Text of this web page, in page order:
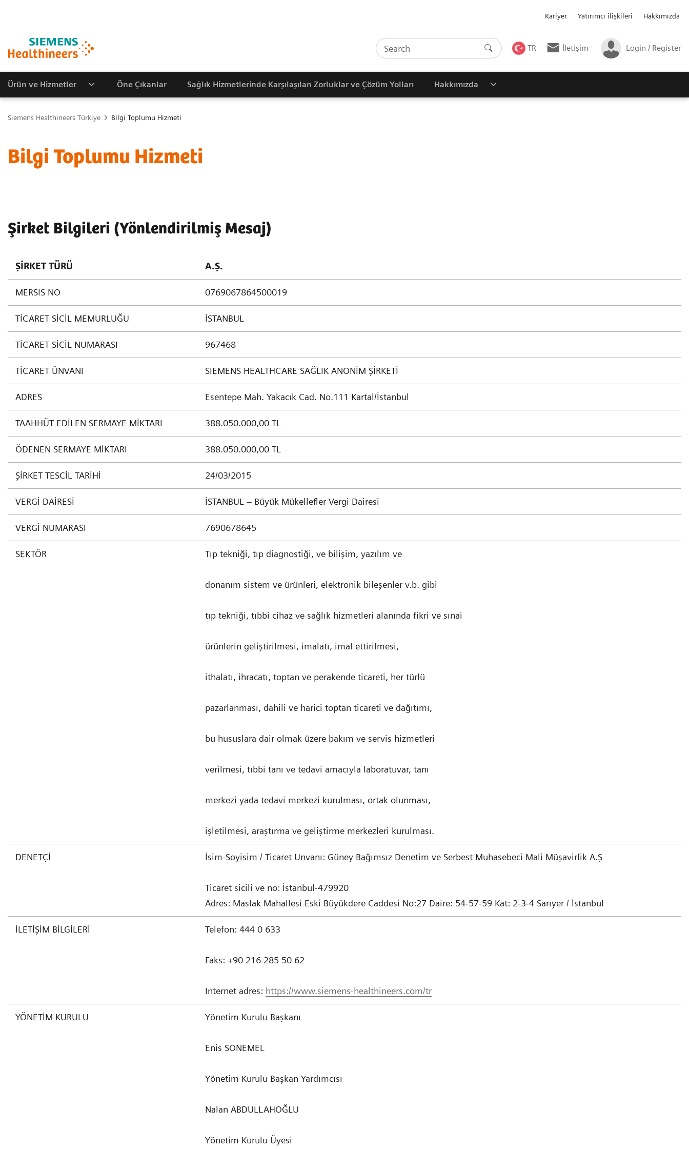
Kariyer Yatırımcı ilişkileri Hakkımızda
TR İletişim Login / Register
Ürün ve Hizmetler Öne Çıkanlar Sağlık Hizmetlerinde Karşılaşılan Zorluklar ve Çözüm Yolları Hakkımızda
Siemens Healthineers Türkiye Bilgi Toplumu Hizmeti
Bilgi Toplumu Hizmeti
Şirket Bilgileri (Yönlendirilmiş Mesaj)
ŞİRKET TÜRÜ A.Ş.
MERSIS NO 0769067864500019
TİCARET SİCİL MEMURLUĞU İSTANBUL
TİCARET SİCİL NUMARASI 967468
TİCARET ÜNVANI SIEMENS HEALTHCARE SAĞLIK ANONİM ŞİRKETİ
ADRES Esentepe Mah. Yakacık Cad. No.111 Kartal/İstanbul
TAAHHÜT EDİLEN SERMAYE MİKTARI 388.050.000,00 TL
ÖDENEN SERMAYE MİKTARI 388.050.000,00 TL
ŞİRKET TESCİL TARİHİ 24/03/2015
VERGİ DAİRESİ İSTANBUL – Büyük Mükellefler Vergi Dairesi
VERGİ NUMARASI 7690678645
SEKTÖR Tıp tekniği, tıp diagnostiği, ve bilişim, yazılım ve
donanım sistem ve ürünleri, elektronik bileşenler v.b. gibi
tıp tekniği, tıbbi cihaz ve sağlık hizmetleri alanında fikri ve sınai
ürünlerin geliştirilmesi, imalatı, imal ettirilmesi,
ithalatı, ihracatı, toptan ve perakende ticareti, her türlü
pazarlanması, dahili ve harici toptan ticareti ve dağıtımı,
bu hususlara dair olmak üzere bakım ve servis hizmetleri
verilmesi, tıbbi tanı ve tedavi amacıyla laboratuvar, tanı
merkezi yada tedavi merkezi kurulması, ortak olunması,
işletilmesi, araştırma ve geliştirme merkezleri kurulması.
DENETÇİ İsim-Soyisim / Ticaret Unvanı: Güney Bağımsız Denetim ve Serbest Muhasebeci Mali Müşavirlik A.Ş
Ticaret sicili ve no: İstanbul-479920
Adres: Maslak Mahallesi Eski Büyükdere Caddesi No:27 Daire: 54-57-59 Kat: 2-3-4 Sarıyer / İstanbul
İLETİŞİM BİLGİLERİ Telefon: 444 0 633
Faks: +90 216 285 50 62
Internet adres: https://www.siemens-healthineers.com/tr
YÖNETİM KURULU Yönetim Kurulu Başkanı
Enis SONEMEL
Yönetim Kurulu Başkan Yardımcısı
Nalan ABDULLAHOĞLU
Yönetim Kurulu Üyesi